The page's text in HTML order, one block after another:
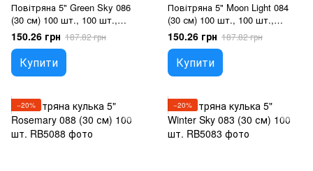
Повітряна 5" Green Sky 086
(30 см) 100 шт., 100 шт.,
5"/12.5см, Гелій або повітря
150.26 грн 187.82 грн
Купити
Повітряна 5" Moon Light 084
(30 см) 100 шт., 100 шт.,
5"/12.5см, Гелій або повітря
150.26 грн 187.82 грн
Купити
−20% −20%